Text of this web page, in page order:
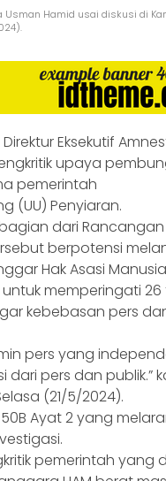
Hamid usai diskusi di
Eksekutif
upaya
pemerintah
(UU) Penyiaran.
dari
berpotensi
Hak Asasi Manusia
memperingati
kebebasan pers
pers yang
pers dan publik.”
(21/5/2024).
Ayat 2 yang
pemerintah yang